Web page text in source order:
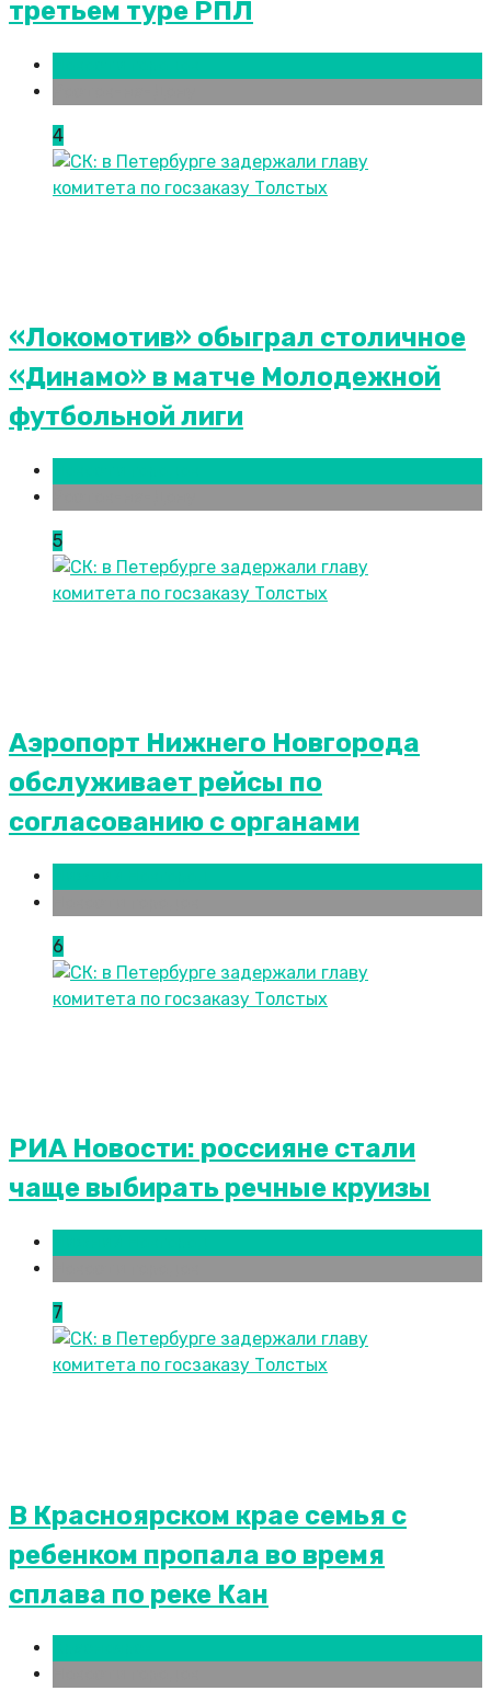
третьем туре РПЛ
4
«Локомотив» обыграл столичное
«Динамо» в матче Молодежной
футбольной лиги
5
Аэропорт Нижнего Новгорода
обслуживает рейсы по
согласованию c органами
6
РИА Новости: россияне стали
чаще выбирать речные круизы
7
В Красноярском крае семья с
ребенком пропала во время
сплава по реке Кан